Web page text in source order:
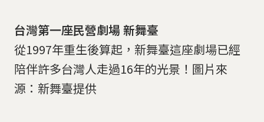
台灣第一座民營劇場 新舞臺
從1997年重生後算起，新舞臺這座劇場已經
陪伴許多台灣人走過16年的光景！圖片來
源：新舞臺提供